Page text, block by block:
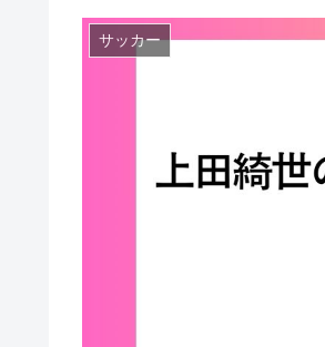
サッカー